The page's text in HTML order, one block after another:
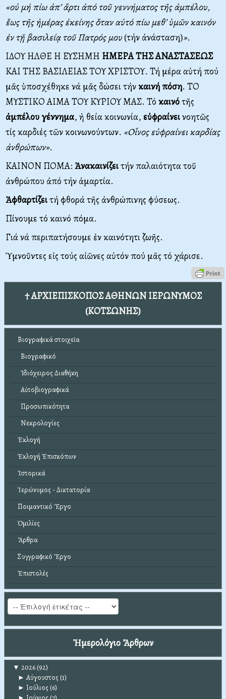
«οὐ μή πίω ἀπ’ ἄρτι ἀπό τοῦ γεννήματος τῆς ἀμπέλου,
ἕως τῆς ἡμέρας ἐκείνης ὅταν αὐτό πίω μεθ’ ὑμῶν καινόν
ἐν τῇ βασιλείᾳ τοῦ Πατρός μου (τήν ἀνάσταση)».
ΙΔΟΥ ΗΛΘΕ Η ΕΥΣΗΜΗ ΗΜΕΡΑ ΤΗΣ ΑΝΑΣΤΑΣΕΩΣ
ΚΑΙ ΤΗΣ ΒΑΣΙΛΕΙΑΣ ΤΟΥ ΧΡΙΣΤΟΥ. Τή μέρα αὐτή πού
μᾶς ὑποσχέθηκε νά μᾶς δώσει τήνκαινή πόση. ΤΟ
ΜΥΣΤΙΚΟ ΑΙΜΑ ΤΟΥ ΚΥΡΙΟΥ ΜΑΣ. Τό καινότῆς
ἀμπέλουγέννημα, ἡ θεία κοινωνία, εὐφραίνεινοητῶς
τίς καρδιές τῶν κοινωνούντων. «Οἶνος εὐφραίνει καρδίας
ἀνθρώπων».
ΚΑΙΝΟΝ ΠΟΜΑ: Ἀνακαινίζειτήν παλαιότητα τοῦ
ἀνθρώπου ἀπό τήν ἁμαρτία.
Ἀφθαρτίζειτή φθορά τῆς ἀνθρώπινης φύσεως.
Πίνουμε τό καινό πόμα.
Γιά νά περιπατήσουμε ἐν καινότητι ζωῆς.
Ὑμνοῦντες εἰς τούς αἰῶνες αὐτόν πού μᾶς τό χάρισε.
† ΑΡΧΙΕΠΙΣΚΟΠΟΣ ΑΘΗΝΩΝ ΙΕΡΩΝΥΜΟΣ
(ΚΟΤΣΩΝΗΣ)
Βιογραφικά στοιχεῖα
Βιογραφικό
Ἰδιόχειρος Διαθήκη
Αὐτοβιογραφικά
Προσωπικότητα
Νεκρολογίες
Ἐκλογή
Ἐκλογή Ἐπισκόπων
Ἱστορικά
Ἱερώνυμος - Δικτατορία
Ποιμαντικό Ἔργο
Ὁμιλίες
Ἄρθρα
Συγγραφικό Ἔργο
Ἐπιστολές
Ἡμερολόγιο Ἄρθρων
▼ 2026(92)
► Αύγουστος (1)
► Ιούλιος (6)